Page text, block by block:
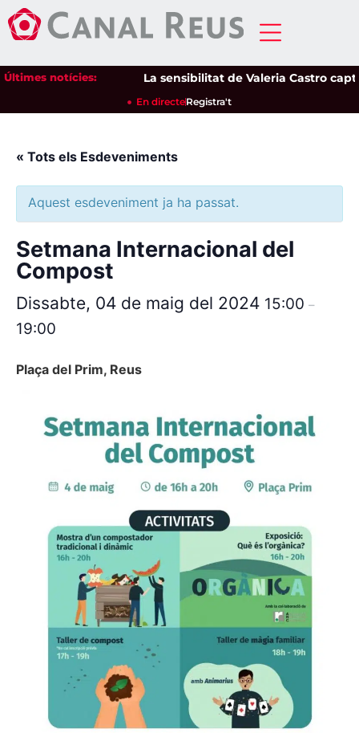
Últimes notícies: La sensibilitat de Valeria Castro
En directeRegistra't
« Tots els Esdeveniments
Aquest esdeveniment ja ha passat.
Setmana Internacional del
Compost
Dissabte, 04 de maig del 2024 15:00 –
19:00
Plaça del Prim, Reus